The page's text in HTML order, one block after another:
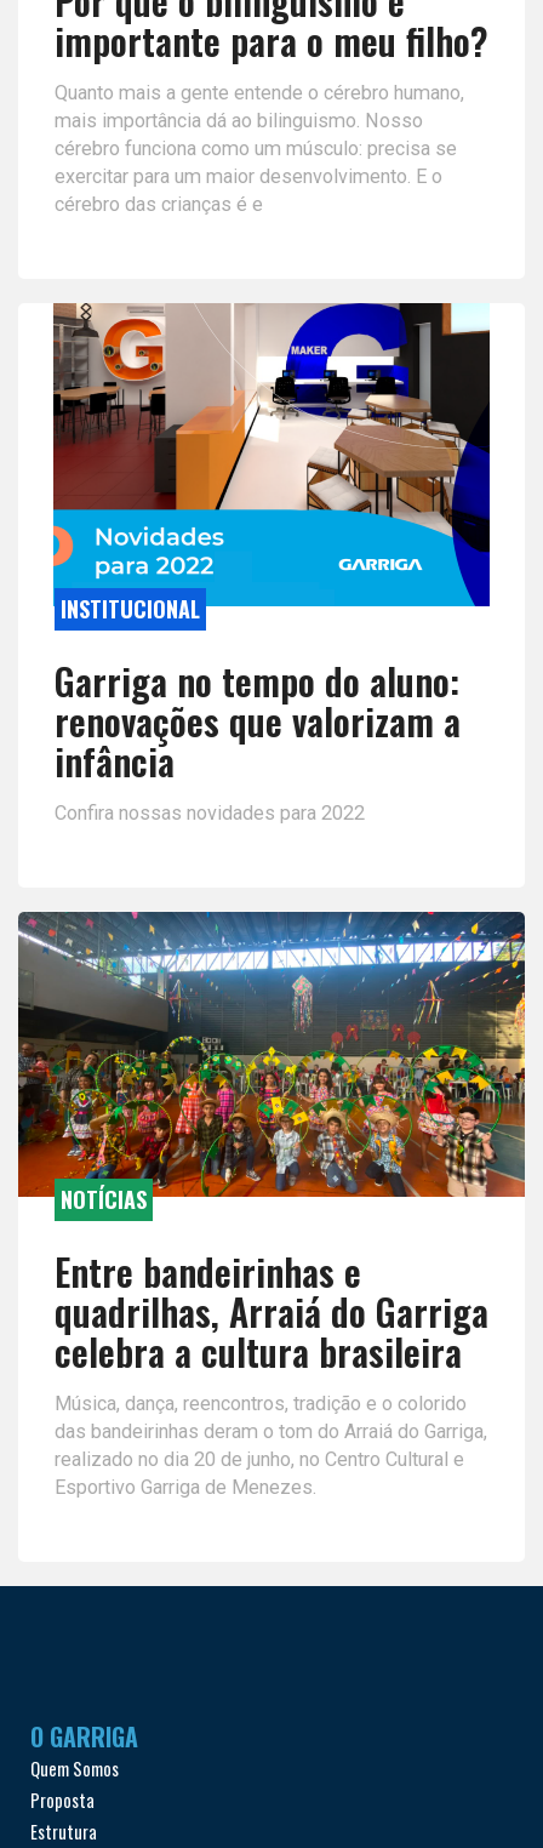
importante para o meu filho?
Quanto mais a gente entende o cérebro humano,
mais importância dá ao bilinguismo. Nosso
cérebro funciona como um músculo: precisa se
exercitar para um maior desenvolvimento. E o
cérebro das crianças é e
INSTITUCIONAL
Garriga no tempo do aluno:
renovações que valorizam a
infância
Confira nossas novidades para 2022
NOTÍCIAS
Entre bandeirinhas e
quadrilhas, Arraiá do Garriga
celebra a cultura brasileira
Música, dança, reencontros, tradição e o colorido
das bandeirinhas deram o tom do Arraiá do Garriga,
realizado no dia 20 de junho, no Centro Cultural e
Esportivo Garriga de Menezes.
O GARRIGA
Quem Somos
Proposta
Estrutura